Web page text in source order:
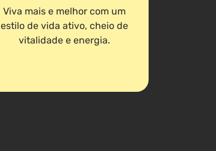
Viva mais e melhor com um
estilo de vida ativo, cheio de
vitalidade e energia.